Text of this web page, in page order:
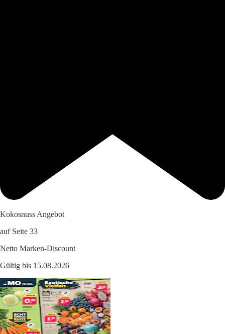
Kokosnuss Angebot
auf Seite 33
Netto Marken-Discount
Gültig bis 15.08.2026